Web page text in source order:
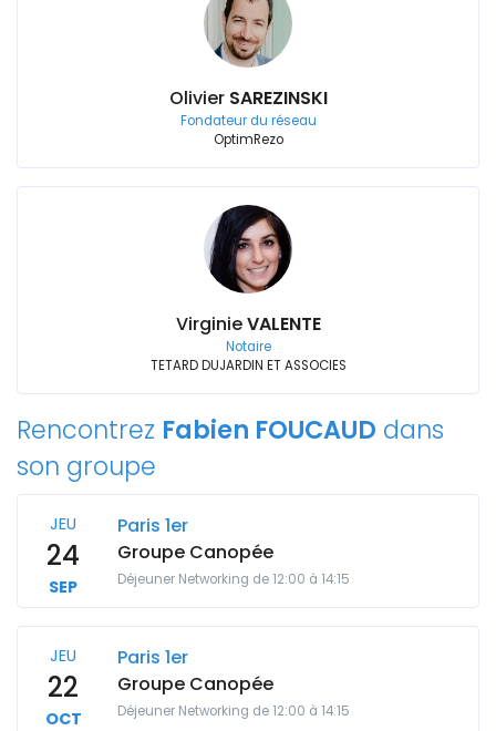
Olivier SAREZINSKI
Fondateur du réseau
OptimRezo
VirginieVALENTE
Notaire
TETARD DUJARDIN ET ASSOCIES
Rencontrez Fabien FOUCAUD dans
son groupe
JEU
24
SEP
Paris 1er
Groupe Canopée
Déjeuner Networking de 12:00 à 14:15
JEU
22
OCT
Paris 1er
Groupe Canopée
Déjeuner Networking de 12:00 à 14:15